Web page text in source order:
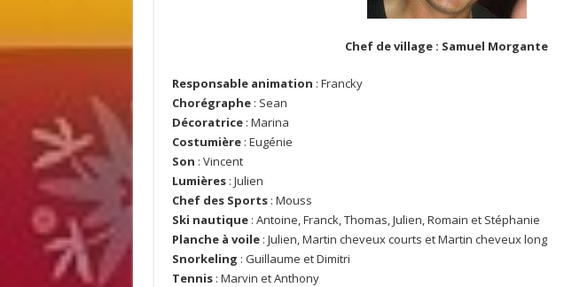
Chef de village : Samuel Morgante
Responsable animation : Francky
Chorégraphe: Sean
Décoratrice: Marina
Costumière: Eugénie
Son : Vincent
Lumières: Julien
Chef des Sports: Mouss
Ski nautique: Antoine, Franck, Thomas, Julien, Romain et Stéphanie
Planche à voile: Julien, Martin cheveux courts et Martin cheveux long
Snorkeling : Guillaume et Dimitri
Tennis: Marvin et Anthony